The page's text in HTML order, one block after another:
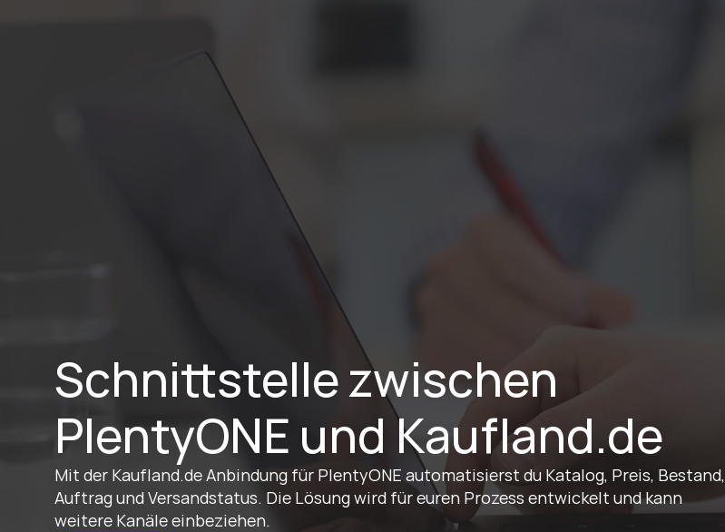
Schnittstelle zwischen
PlentyONE und Kaufland.de
Mit der Kaufland.de Anbindung für PlentyONE automatisierst du Katalog, Preis, Bestand,
Auftrag und Versandstatus. Die Lösung wird für euren Prozess entwickelt und kann
weitere Kanäle einbeziehen.